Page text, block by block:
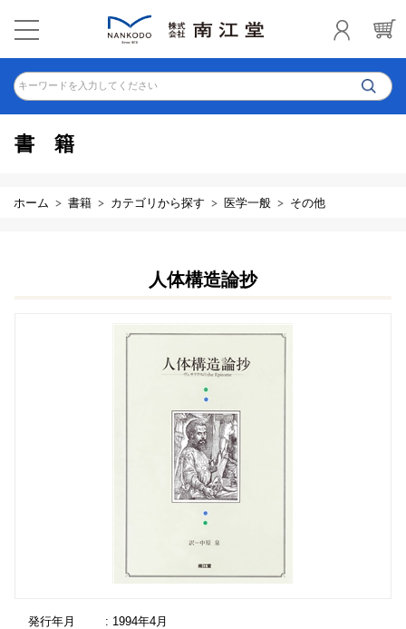
キーワードを入力してください
書籍
ホーム 書籍 カテゴリから探す 医学一般 その他
人体構造論抄
発行年月 : 1994年4月